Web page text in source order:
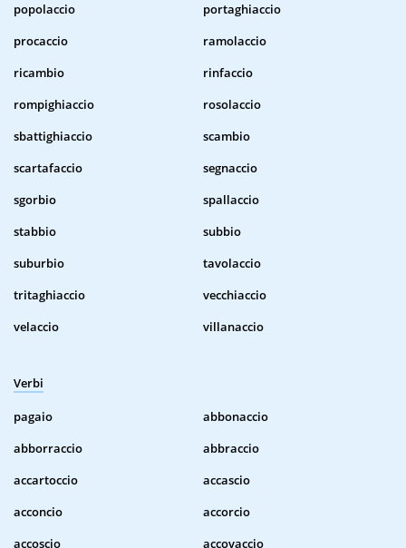
popolaccio
portaghiaccio
procaccio
ramolaccio
ricambio
rinfaccio
rompighiaccio
rosolaccio
sbattighiaccio
scambio
scartafaccio
segnaccio
sgorbio
spallaccio
stabbio
subbio
suburbio
tavolaccio
tritaghiaccio
vecchiaccio
velaccio
villanaccio
Verbi
pagaio
abbonaccio
abborraccio
abbraccio
accartoccio
accascio
acconcio
accorcio
accoscio
accovaccio